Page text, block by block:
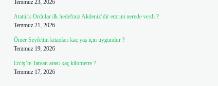
Temmuz 23, 2026
Atatürk Ordular ilk hedefiniz Akdeniz’dir emrini nerede verdi ?
Temmuz 21, 2026
Ömer Seyfettin kitapları kaç yaş için uygundur ?
Temmuz 19, 2026
Erciş’te Tatvan arası kaç kilometre ?
Temmuz 17, 2026